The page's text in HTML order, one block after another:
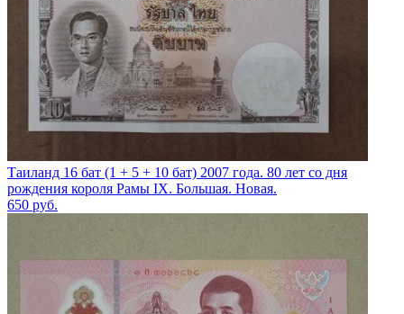
Таиланд 16 бат (1 + 5 + 10 бат) 2007 года. 80 лет со дня
рождения короля Рамы IX. Большая. Новая.
650 руб.